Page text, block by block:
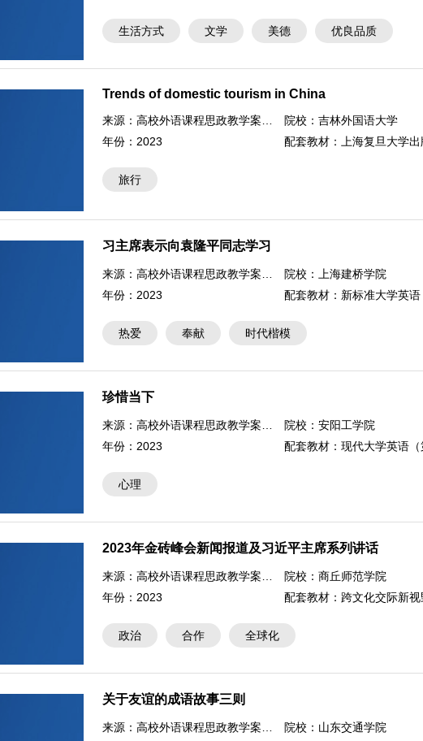
生活方式 文学 美德 优良品质
Trends of domestic tourism in China
来源： 高校外语课程思政教学案例大赛 院校： 吉林外国语大学
年份： 2023 配套教材： 上海复旦大学出版社,职场英语口
旅行
习主席表示向袁隆平同志学习
来源： 高校外语课程思政教学案例大赛 院校： 上海建桥学院
年份： 2023 配套教材： 新标准大学英语（第三版）
热爱 奉献 时代楷模
珍惜当下
来源： 高校外语课程思政教学案例大赛 院校： 安阳工学院
年份： 2023 配套教材： 现代大学英语（第三版
心理
2023年金砖峰会新闻报道及习近平主席系列讲话
来源： 高校外语课程思政教学案例大赛 院校： 商丘师范学院
年份： 2023 配套教材： 跨文化交际新视
政治 合作 全球化
关于友谊的成语故事三则
来源： 高校外语课程思政教学案例大赛 院校： 山东交通学院